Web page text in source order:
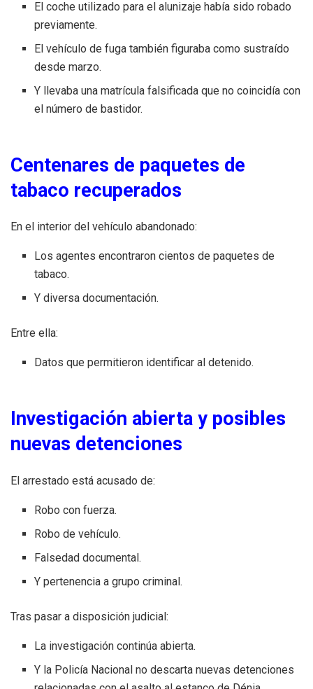
El coche utilizado para el alunizaje había sido robado
previamente.
El vehículo de fuga también figuraba como sustraído
desde marzo.
Y llevaba una matrícula falsificada que no coincidía con
el número de bastidor.
Centenares de paquetes de
tabaco recuperados
En el interior del vehículo abandonado:
Los agentes encontraron cientos de paquetes de
tabaco.
Y diversa documentación.
Entre ella:
Datos que permitieron identificar al detenido.
Investigación abierta y posibles
nuevas detenciones
El arrestado está acusado de:
Robo con fuerza.
Robo de vehículo.
Falsedad documental.
Y pertenencia a grupo criminal.
Tras pasar a disposición judicial:
La investigación continúa abierta.
Y la Policía Nacional no descarta nuevas detenciones